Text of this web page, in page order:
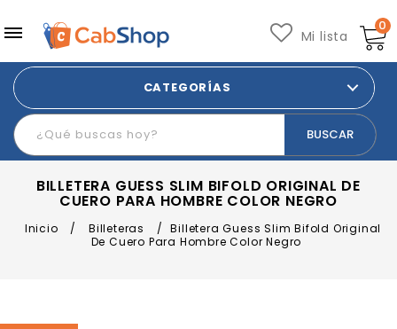
0
Mi lista
CATEGORÍAS
BILLETERA GUESS SLIM BIFOLD ORIGINAL DE
CUERO PARA HOMBRE COLOR NEGRO
Inicio / Billeteras /
Billetera Guess Slim Bifold Original
De Cuero Para Hombre Color Negro